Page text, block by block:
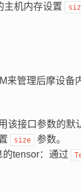
主机内存设置
管理后摩设备
该接口参数的默
size
参数。
tensor：通过